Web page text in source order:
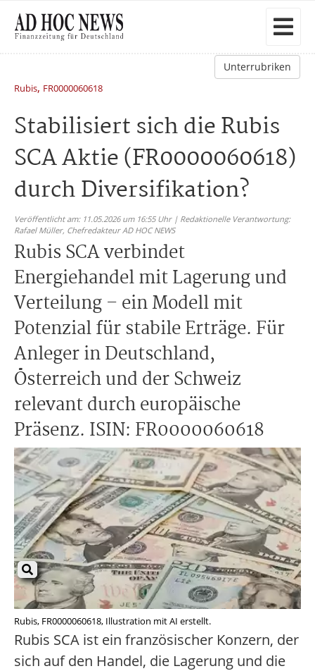
Unterrubriken
Rubis, FR0000060618
Stabilisiert sich die Rubis
SCA Aktie (FR0000060618)
durch Diversifikation?
Veröffentlicht am: 11.05.2026 um 16:55 Uhr | Redaktionelle Verantwortung:
Rafael Müller, Chefredakteur AD HOC NEWS
Rubis SCA verbindet
Energiehandel mit Lagerung und
Verteilung – ein Modell mit
Potenzial für stabile Erträge. Für
Anleger in Deutschland,
Österreich und der Schweiz
relevant durch europäische
Präsenz. ISIN: FR0000060618
Rubis, FR0000060618, Illustration mit AI erstellt.
Rubis SCA ist ein französischer Konzern, der
sich auf den Handel, die Lagerung und die